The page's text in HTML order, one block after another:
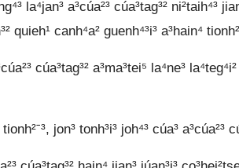
la⁴jan³ a³cúa²³ cúa³tag³² ni²taih⁴³
quieh¹ canh⁴a² guenh⁴³i³ a³hain⁴
cúa³tag³² a³ma³tei⁵ la⁴ne³
jon³ tonh³i³ joh⁴³ cúa³ a³cúa²³